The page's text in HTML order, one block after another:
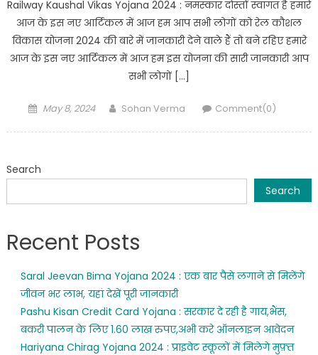
Railway Kaushal Vikas Yojana 2024 : नमस्कार दोस्तों स्वागत है हमारे
आज के इस नए आर्टिकल में आज हम आप सभी लोगों को रेल कौशल
विकास योजना 2024 की बारे में जानकारी देने वाले हैं तो बने रहिए हमारे
आज के इस नए आर्टिकल में आज हम इस योजना की सारी जानकारी आप
सभी लोगों […]
Posted
May 8, 2024 Author
Sohan Verma Comment(0)
Search
Search
Recent Posts
Saral Jeevan Bima Yojana 2024 : एक बार पैसे लगाने से मिलेंगे
जीवन भर लाभ, यहां देखें पूरी जानकारी
Pashu Kisan Credit Card Yojana : सरकार दे रही है गाय,भैंस,
बकरी पालन के लिए 1.60 लाख रुपए,अभी करे ऑनलाइन आवेदन
Hariyana Chirag Yojana 2024 : प्राइवेट स्कूलों में मिलेगे मुफ़्त